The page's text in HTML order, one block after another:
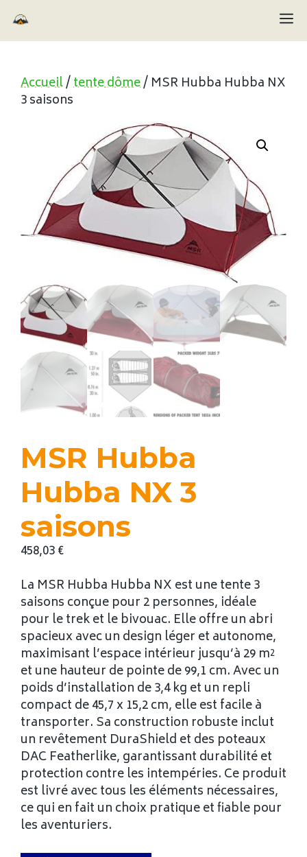
au
contenu
Accueil/tente dôme/ MSR Hubba Hubba NX
3 saisons
MSR Hubba
Hubba NX 3
saisons
458,03€
La MSR Hubba Hubba NX est une tente 3
saisons conçue pour 2 personnes, idéale
pour le trek et le bivouac. Elle offre un abri
spacieux avec un design léger et autonome,
maximisant l’espace intérieur jusqu’à 29 m²
et une hauteur de pointe de 99,1 cm. Avec un
poids d’installation de 3,4 kg et un repli
compact de 45,7 x 15,2 cm, elle est facile à
transporter. Sa construction robuste inclut
un revêtement DuraShield et des poteaux
DAC Featherlike, garantissant durabilité et
protection contre les intempéries. Ce produit
est livré avec tous les éléments nécessaires,
ce qui en fait un choix pratique et fiable pour
les aventuriers.